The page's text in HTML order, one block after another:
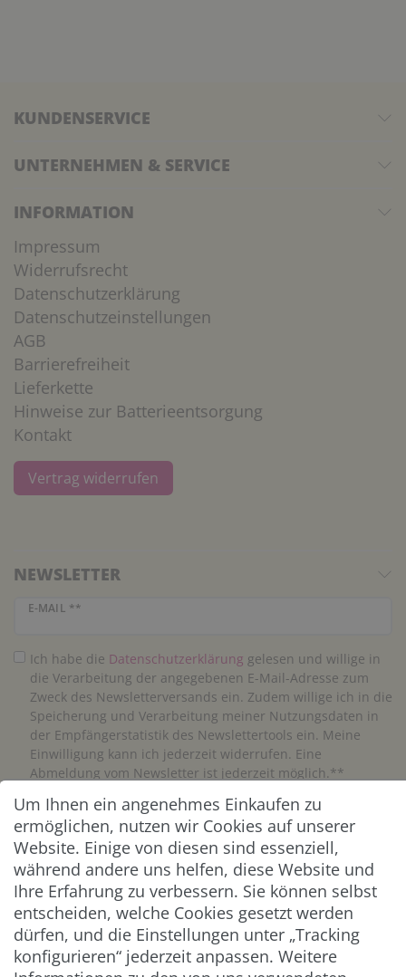
KUNDENSERVICE
UNTERNEHMEN & SERVICE
INFORMATION
Impressum
Widerrufsrecht
Datenschutzerklärung
Datenschutzeinstellungen
AGB
Barrierefreiheit
Lieferkette
Hinweise zur Batterieentsorgung
Kontakt
Vertrag widerrufen
NEWSLETTER
E-MAIL **
Newsletter Honig
Ich habe die Daten­schutz­erklärung gelesen und willige in
die Verarbeitung der angegebenen E-Mail-Adresse zum
Zweck des Newsletterversands ein. Zudem willige ich in die
Speicherung und Verarbeitung meiner Nutzungsdaten in
der Empfängerstatistik des Newslettertools ein. Meine
Einwilligung kann ich jederzeit widerrufen. Eine
Abmeldung vom Newsletter ist jederzeit möglich.**
Abonnieren
** Hierbei handelt es sich um ein Pflichtfeld.
ZAHLUNG & VERSAND
Um Ihnen ein angenehmes Einkaufen zu
ermöglichen, nutzen wir Cookies auf unserer
Website. Einige von diesen sind essenziell,
während andere uns helfen, diese Website und
Ihre Erfahrung zu verbessern. Sie können selbst
entscheiden, welche Cookies gesetzt werden
dürfen, und die Einstellungen unter „Tracking
konfigurieren“ jederzeit anpassen. Weitere